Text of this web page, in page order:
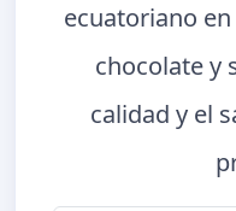
ecuatoriano
chocolate y
calidad y el